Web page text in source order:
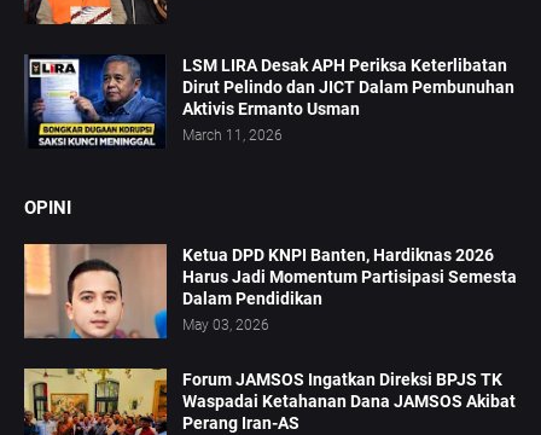
LSM LIRA Desak APH Periksa Keterlibatan
Dirut Pelindo dan JICT Dalam Pembunuhan
Aktivis Ermanto Usman
March 11, 2026
OPINI
Ketua DPD KNPI Banten, Hardiknas 2026
Harus Jadi Momentum Partisipasi Semesta
Dalam Pendidikan
May 03, 2026
Forum JAMSOS Ingatkan Direksi BPJS TK
Waspadai Ketahanan Dana JAMSOS Akibat
Perang Iran-AS